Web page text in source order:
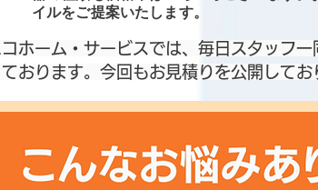
イルをご提案いたします。
ホーム・サービスでは、毎日スタッフ
おります。今回もお見積りを公開してお